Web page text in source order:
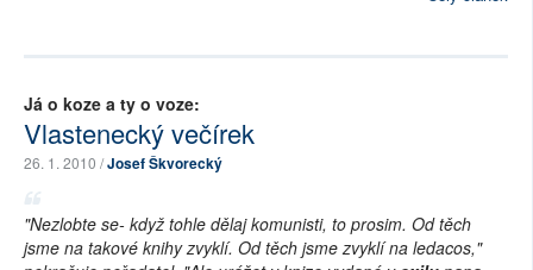
Já o koze a ty o voze:
Vlastenecký večírek
26. 1. 2010 /Josef Škvorecký
"Nezlobte se- když tohle dělaj komunisti, to prosim. Od těch
jsme na takové knihy zvyklí. Od těch jsme zvyklí na ledacos,"